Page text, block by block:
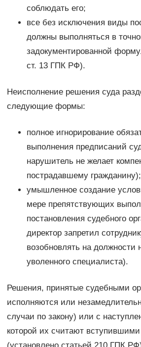
соблюдать его;
все без исключения виды
должны выполняться в
задокументированной
ст. 13 ГПК РФ).
Неисполнение решения суда
следующие формы:
полное игнорирование
выполнения предписаний
нарушитель не желает
пострадавшему гражданину);
умышленное создание
мере препятствующих
постановления судебного
директор запретил
возобновлять на должности
уволенного специалиста).
Решения, принятые судебными
исполняются или
случаи по закону) или с
которой их считают